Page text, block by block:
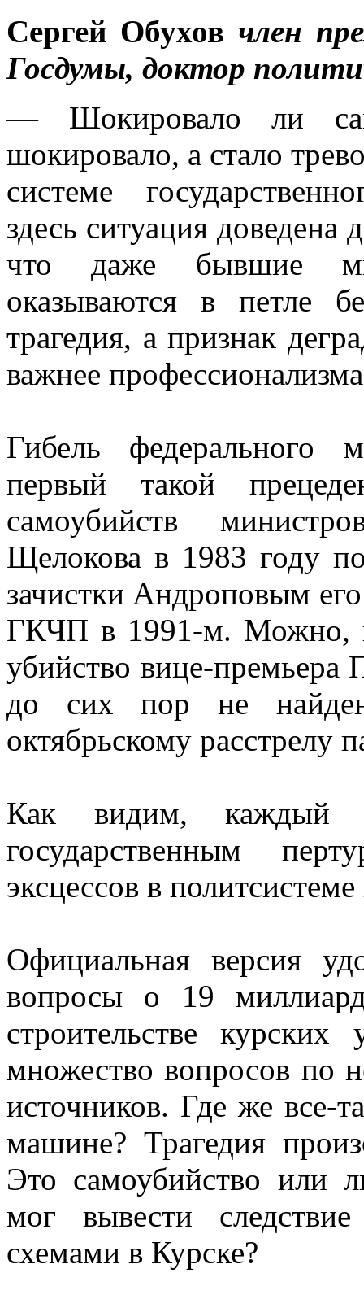
Сергей Обухов член
Госдумы, доктор
— Шокировало ли
шокировало, а стало
системе
здесь ситуация доведена
что даже бывшие
оказываются в петле
трагедия, а признак
важнее
Гибель федерального
первый такой
самоубийств
Щелокова в 1983 году
зачистки Андроповым
ГКЧП в 1991-м. Можно,
убийство вице-
до сих пор не
октябрьскому расстрелу
Как видим, каждый
государственным
эксцессов в
Официальная версия
вопросы о 19
строительстве
множество вопросов по
источников. Где же все-
машине? Трагедия
Это самоубийство или
мог вывести
схемами в Курске?